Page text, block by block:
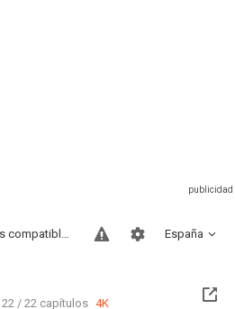
España
Sitios compatibles
22 / 22 capítulos 4K